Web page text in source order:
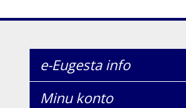
e-Eugesta info
Minu konto